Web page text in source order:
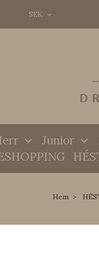
SEK
Junior
Hem